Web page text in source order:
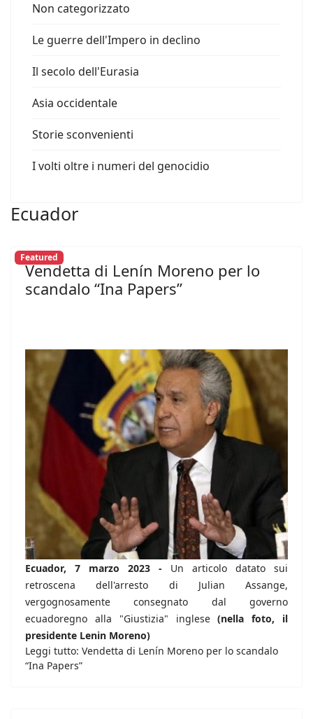
Non categorizzato
Le guerre dell'Impero in declino
Il secolo dell'Eurasia
Asia occidentale
Storie sconvenienti
I volti oltre i numeri del genocidio
Ecuador
Featured
Vendetta di Lenín Moreno per lo
scandalo “Ina Papers”
Ecuador, 7 marzo 2023 - Un articolo datato sui
retroscena dell'arresto di Julian Assange,
vergognosamente consegnato dal governo
ecuadoregno alla "Giustizia" inglese(nella foto, il
presidente Lenin Moreno)
Leggi tutto: Vendetta di Lenín Moreno per lo scandalo
“Ina Papers”